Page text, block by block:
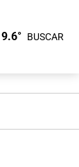
9.6° BUSCAR